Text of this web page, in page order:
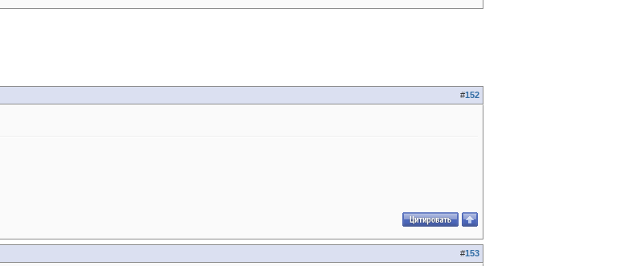
#152
#153